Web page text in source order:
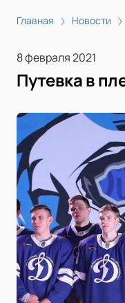
Главная Новости
8 февраля 2021
Путевка в